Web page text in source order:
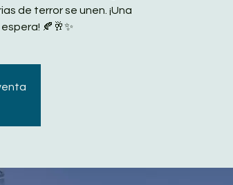
de terror se unen. ¡Una
🍂🥂✨